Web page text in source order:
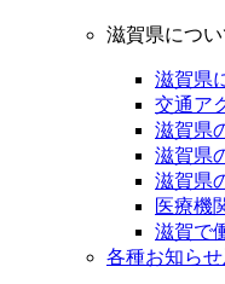
滋賀県につい
滋賀県
交通ア
滋賀県
滋賀県
滋賀県
医療機
滋賀で
各種お知ら